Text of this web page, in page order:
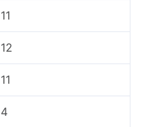
11
12
11
4